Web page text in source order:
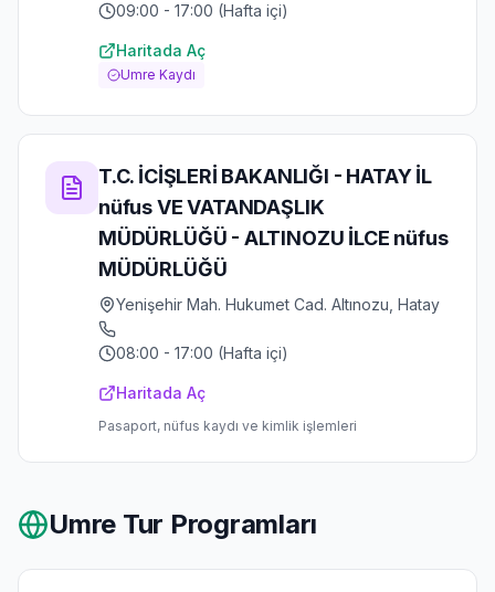
09:00 - 17:00 (Hafta içi)
Haritada Aç
Umre Kaydı
T.C. İCİŞLERİ BAKANLIĞI - HATAY İL
nüfus VE VATANDAŞLIK
MÜDÜRLÜĞÜ - ALTINOZU İLCE nüfus
MÜDÜRLÜĞÜ
Yenişehir Mah. Hukumet Cad. Altınozu, Hatay
08:00 - 17:00 (Hafta içi)
Haritada Aç
Pasaport, nüfus kaydı ve kimlik işlemleri
Umre Tur Programları